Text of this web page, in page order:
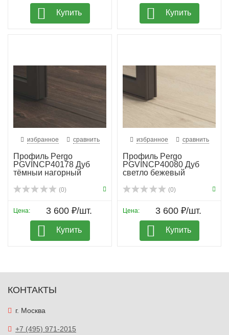
Купить Купить
избранное сравнить
Профиль Pergo
PGVINCP40178 Дуб
тёмныи нагорный
(0)
Цена: 3 600 ₽/шт.
Купить
избранное сравнить
Профиль Pergo
PGVINCP40080 Дуб
светло бежевый
(0)
Цена: 3 600 ₽/шт.
Купить
КОНТАКТЫ
г. Москва
+7 (495) 971-2015